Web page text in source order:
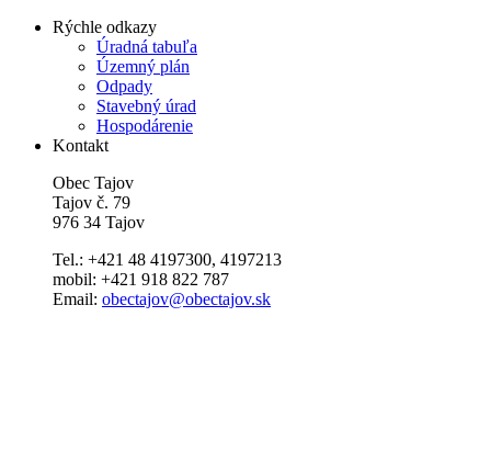
Rýchle odkazy
Úradná tabuľa
Územný plán
Odpady
Stavebný úrad
Hospodárenie
Kontakt
Obec Tajov
Tajov č. 79
976 34 Tajov
Tel.: +421 48 4197300, 4197213
mobil: +421 918 822 787
Email: obectajov@obectajov.sk